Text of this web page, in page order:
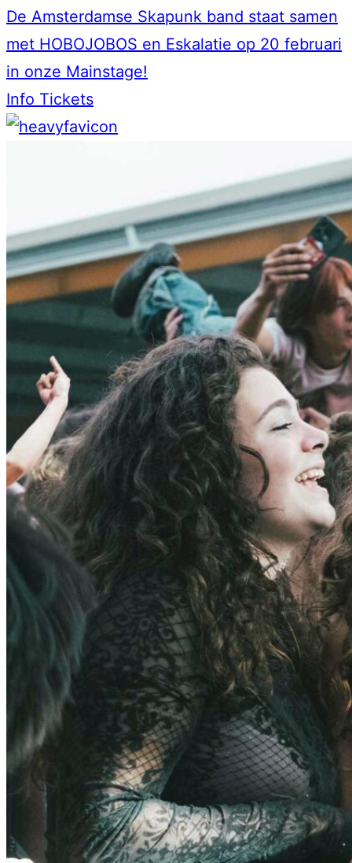
De Amsterdamse Skapunk band staat samen
met HOBOJOBOS en Eskalatie op 20 februari
in onze Mainstage!
Info Tickets